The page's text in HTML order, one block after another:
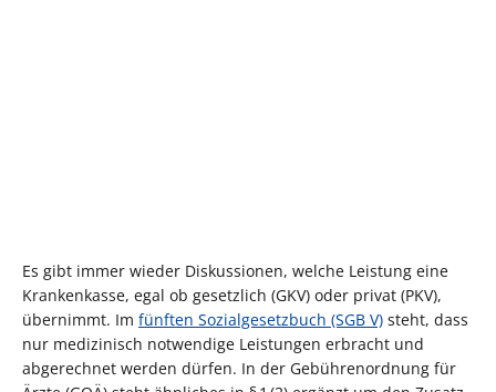
Es gibt immer wieder Diskussionen, welche Leistung eine
Krankenkasse, egal ob gesetzlich (GKV) oder privat (PKV),
übernimmt. Im fünften Sozialgesetzbuch (SGB V) steht, dass
nur medizinisch notwendige Leistungen erbracht und
abgerechnet werden dürfen. In der Gebührenordnung für